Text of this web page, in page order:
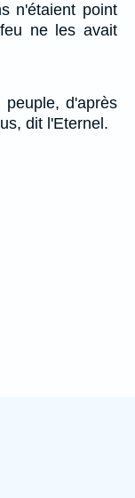
n'étaient point
ne les avait
d'après
dit l'Eternel.